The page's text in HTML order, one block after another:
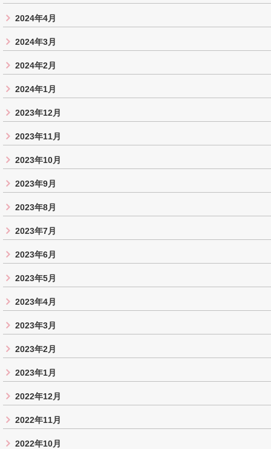
2024年4月
2024年3月
2024年2月
2024年1月
2023年12月
2023年11月
2023年10月
2023年9月
2023年8月
2023年7月
2023年6月
2023年5月
2023年4月
2023年3月
2023年2月
2023年1月
2022年12月
2022年11月
2022年10月